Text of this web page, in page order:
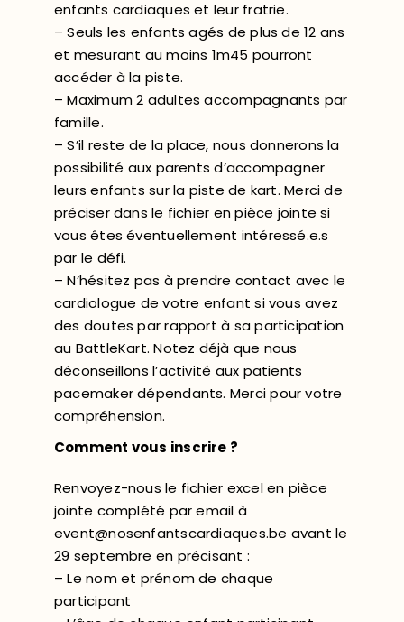
enfants cardiaques et leur fratrie.
– Seuls les enfants agés de plus de 12 ans
et mesurant au moins 1m45 pourront
accéder à la piste.
– Maximum 2 adultes accompagnants par
famille.
– S’il reste de la place, nous donnerons la
possibilité aux parents d’accompagner
leurs enfants sur la piste de kart. Merci de
préciser dans le fichier en pièce jointe si
vous êtes éventuellement intéressé.e.s
par le défi.
– N’hésitez pas à prendre contact avec le
cardiologue de votre enfant si vous avez
des doutes par rapport à sa participation
au BattleKart. Notez déjà que nous
déconseillons l’activité aux patients
pacemaker dépendants. Merci pour votre
compréhension.
Comment vous inscrire ?
Renvoyez-nous le fichier excel en pièce
jointe complété par email à
event@nosenfantscardiaques.be avant le
29 septembre en précisant :
– Le nom et prénom de chaque
participant